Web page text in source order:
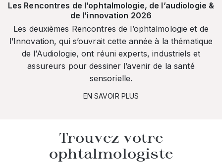
Les Rencontres de l’ophtalmologie, de l’audiologie &
de l’innovation 2026
Les deuxièmes Rencontres de l’ophtalmologie et de
l’Innovation, qui s’ouvrait cette année à la thématique
de l’Audiologie, ont réuni experts, industriels et
assureurs pour dessiner l’avenir de la santé
sensorielle.
EN SAVOIR PLUS
Trouvez votre
ophtalmologiste